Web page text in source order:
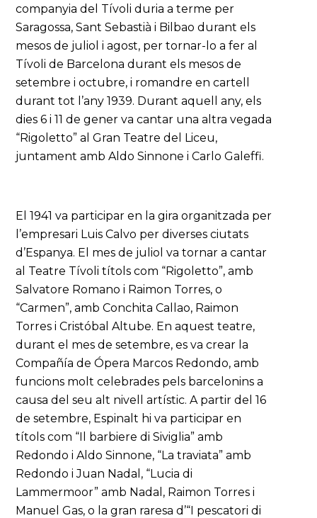
companyia del Tívoli duria a terme per
Saragossa, Sant Sebastià i Bilbao durant els
mesos de juliol i agost, per tornar-lo a fer al
Tívoli de Barcelona durant els mesos de
setembre i octubre, i romandre en cartell
durant tot l’any 1939. Durant aquell any, els
dies 6 i 11 de gener va cantar una altra vegada
“Rigoletto” al Gran Teatre del Liceu,
juntament amb Aldo Sinnone i Carlo Galeffi.
El 1941 va participar en la gira organitzada per
l’empresari Luis Calvo per diverses ciutats
d’Espanya. El mes de juliol va tornar a cantar
al Teatre Tívoli títols com “Rigoletto”, amb
Salvatore Romano i Raimon Torres, o
“Carmen”, amb Conchita Callao, Raimon
Torres i Cristóbal Altube. En aquest teatre,
durant el mes de setembre, es va crear la
Compañía de Ópera Marcos Redondo, amb
funcions molt celebrades pels barcelonins a
causa del seu alt nivell artístic. A partir del 16
de setembre, Espinalt hi va participar en
títols com “Il barbiere di Siviglia” amb
Redondo i Aldo Sinnone, “La traviata” amb
Redondo i Juan Nadal, “Lucia di
Lammermoor” amb Nadal, Raimon Torres i
Manuel Gas, o la gran raresa d’“I pescatori di